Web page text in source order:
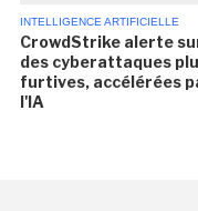
INTELLIGENCE ARTIFICIELLE
CrowdStrike alerte
des cyberattaques
furtives, accélérées
l'IA